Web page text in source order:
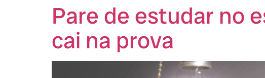
Pare de estudar no
cai na prova